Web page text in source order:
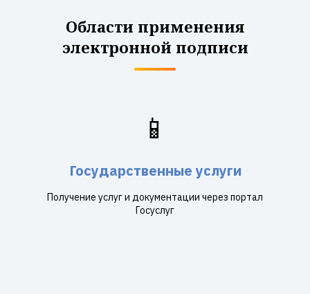
Области применения
электронной подписи
📱
Государственные услуги
Получение услуг и документации через портал
Госуслуг